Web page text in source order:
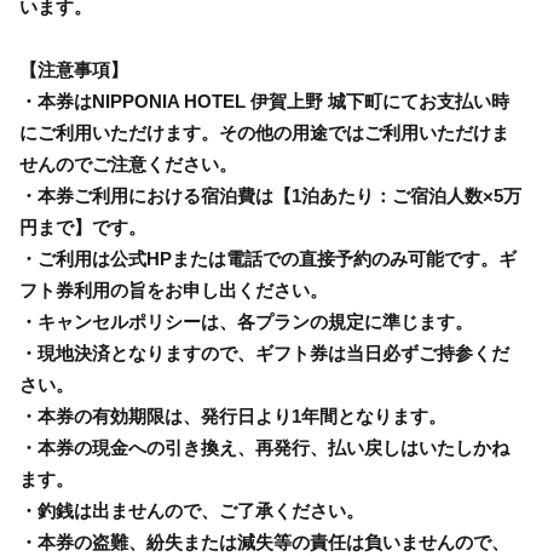
います。
【注意事項】
・本券はNIPPONIA HOTEL 伊賀上野 城下町にてお支払い時
にご利用いただけます。その他の用途ではご利用いただけま
せんのでご注意ください。
・本券ご利用における宿泊費は【1泊あたり：ご宿泊人数×5万
円まで】です。
・ご利用は公式HPまたは電話での直接予約のみ可能です。ギ
フト券利用の旨をお申し出ください。
・キャンセルポリシーは、各プランの規定に準じます。
・現地決済となりますので、ギフト券は当日必ずご持参くだ
さい。
・本券の有効期限は、発行日より1年間となります。
・本券の現金への引き換え、再発行、払い戻しはいたしかね
ます。
・釣銭は出ませんので、ご了承ください。
・本券の盗難、紛失または減失等の責任は負いませんので、